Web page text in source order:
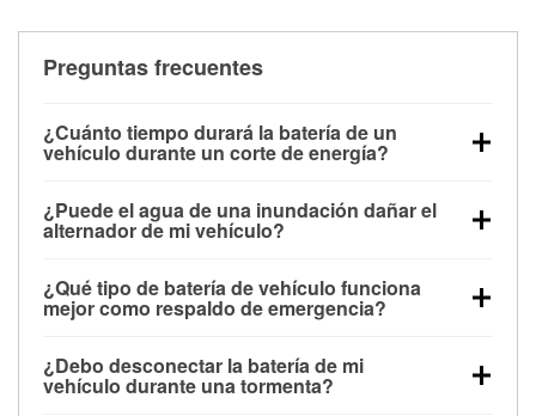
Preguntas frecuentes
¿Cuánto tiempo durará la batería de un
vehículo durante un corte de energía?
alimentar pequeños accesorios durante un tiempo
limitado, pero el uso repetido sin conducir el vehículo
contar con un equipo de carga de respaldo para
cortes prolongados.
¿Puede el agua de una inundación dañar el
alternador de mi vehículo?
parte baja del compartimento del motor y pueden
dañarse si se sumergen, lo que puede provocar una
días después de la exposición.
¿Qué tipo de batería de vehículo funciona
mejor como respaldo de emergencia?
para aplicaciones de ciclo profundo porque son
selladas, resistentes a las vibraciones y más
¿Debo desconectar la batería de mi
vehículo durante una tormenta?